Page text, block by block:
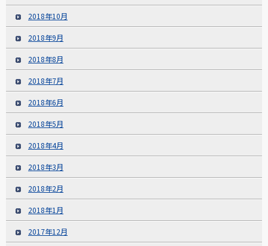
2018年10月
2018年9月
2018年8月
2018年7月
2018年6月
2018年5月
2018年4月
2018年3月
2018年2月
2018年1月
2017年12月